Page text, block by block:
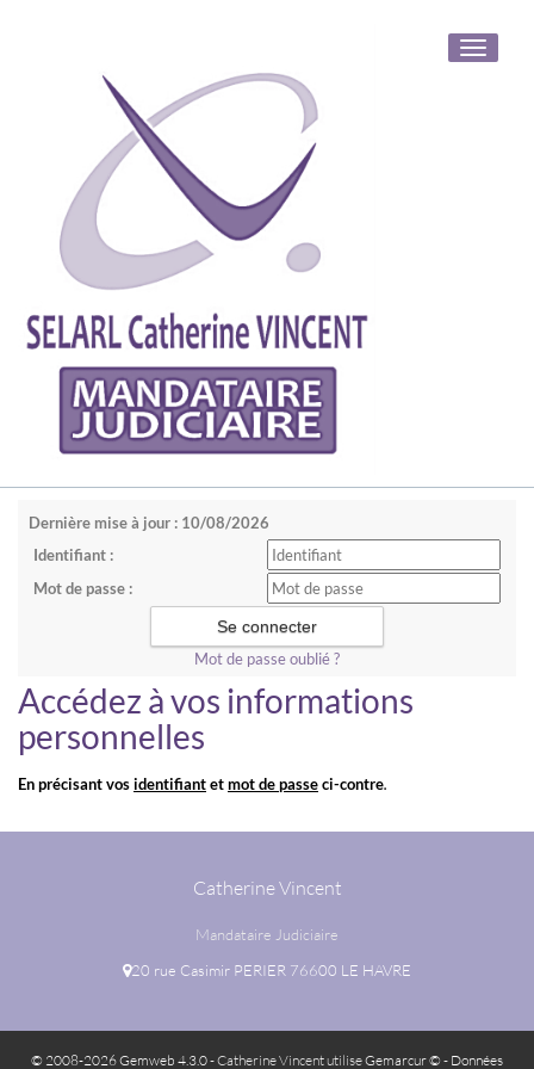
Toggle
Dernière mise à jour : 10/08/2026
Identifiant :
Mot de passe :
Mot de passe oublié ?
Accédez à vos informations
personnelles
En précisant vosidentifiantetmot de passeci-contre.
Catherine Vincent
Mandataire Judiciaire
20 rue Casimir PERIER 76600 LE HAVRE
© 2008-2026 Gemweb 4.3.0- Catherine Vincent utiliseGemarcur © - Données